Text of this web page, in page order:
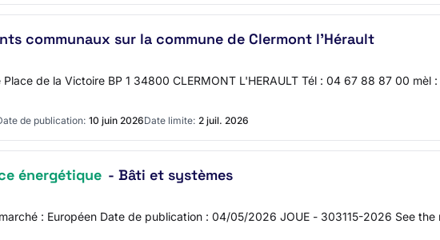
communaux sur la commune de Clermont l'Hérault
Place de la Victoire BP 1 34800 CLERMONT L'HERAULT Tél : 04 67 88 87 00
de publication: 10 juin 2026Date limite: 2 juil. 2026
énergétique - Bâti et systèmes
: Européen Date de publication : 04/05/2026 JOUE - 303115-2026 See